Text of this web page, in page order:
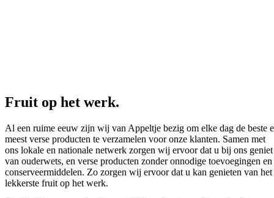
Fruit op het werk.
Al een ruime eeuw zijn wij van Appeltje bezig om elke dag de beste
meest verse producten te verzamelen voor onze klanten. Samen met
ons lokale en nationale netwerk zorgen wij ervoor dat u bij ons geniet
van ouderwets, en verse producten zonder onnodige toevoegingen en
conserveermiddelen. Zo zorgen wij ervoor dat u kan genieten van het
lekkerste fruit op het werk.